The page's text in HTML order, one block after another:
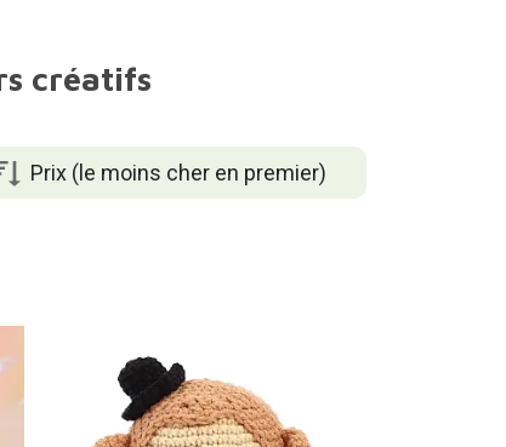
créatifs
Prix (le moins cher en premier)